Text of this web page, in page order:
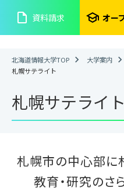
insert_drive_file 資料請求 school オー
北海道情報大学TOP
大学案内
札幌サテライト
札幌サテライト
札幌市の中心部に
教育・研究のさ